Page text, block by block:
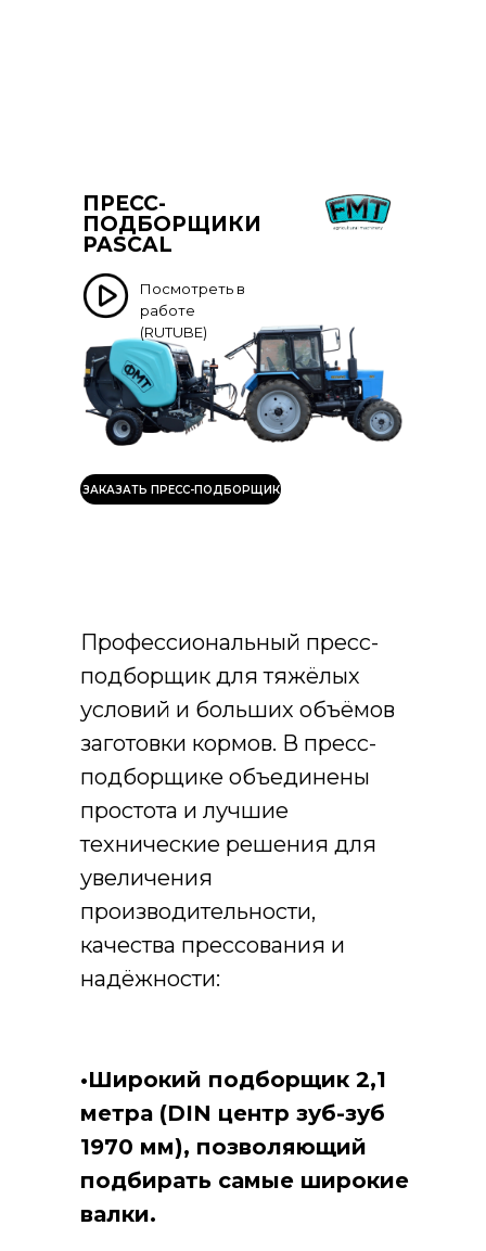
ПРЕСС-
ПОДБОРЩИКИ
PASCAL
ЗАКАЗАТЬ ПРЕСС-ПОДБОРЩИК
Посмотреть в
работе
(RUTUBE)
Профессиональный пресс-
подборщик для тяжёлых
условий и больших объёмов
заготовки кормов. В пресс-
подборщике объединены
простота и лучшие
технические решения для
увеличения
производительности,
качества прессования и
надёжности:
•Широкий подборщик 2,1
метра (DIN центр зуб-зуб
1970 мм), позволяющий
подбирать самые широкие
валки.